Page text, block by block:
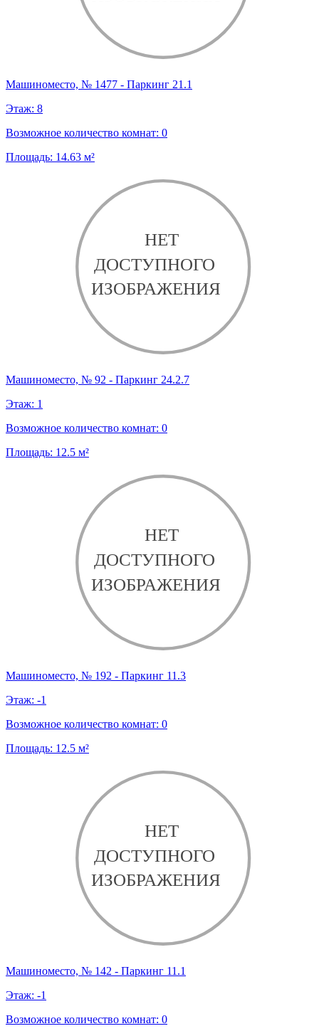
Машиноместо, № 1477 - Паркинг 21.1
Этаж: 8
Возможное количество комнат: 0
Площадь: 14.63 м²
Машиноместо, № 92 - Паркинг 24.2.7
Этаж: 1
Возможное количество комнат: 0
Площадь: 12.5 м²
Машиноместо, № 192 - Паркинг 11.3
Этаж: -1
Возможное количество комнат: 0
Площадь: 12.5 м²
Машиноместо, № 142 - Паркинг 11.1
Этаж: -1
Возможное количество комнат: 0